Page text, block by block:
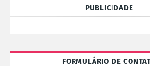
PUBLICIDADE
FORMULÁRIO DE